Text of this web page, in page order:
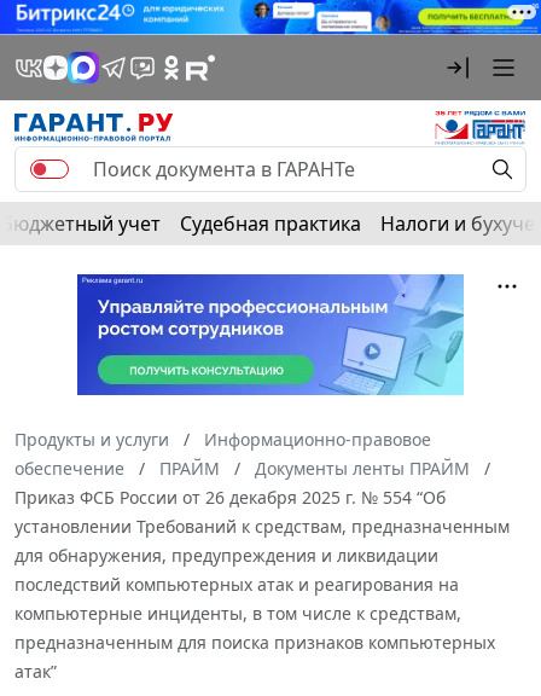
Бюджетный учет Судебная практика Налоги и
Продукты и услуги
Информационно-правовое
обеспечение
ПРАЙМ
Документы ленты ПРАЙМ
Приказ ФСБ России от 26 декабря 2025 г. № 554 “Об
установлении Требований к средствам, предназначенным
для обнаружения, предупреждения и ликвидации
последствий компьютерных атак и реагирования на
компьютерные инциденты, в том числе к средствам,
предназначенным для поиска признаков компьютерных
атак”